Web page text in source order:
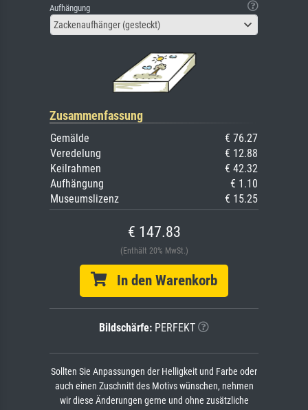
Aufhängung
Zackenaufhänger (gesteckt)
Zusammenfassung
Gemälde
€ 76.27
Veredelung
€ 12.88
Keilrahmen
€ 42.32
Aufhängung
€ 1.10
Museumslizenz
€ 15.25
€ 147.83
(Enthält 20% MwSt.)
In den Warenkorb
Bildschärfe: PERFEKT
Sollten Sie Anpassungen der Helligkeit und Farbe oder
auch einen Zuschnitt des Motivs wünschen, nehmen
wir diese Änderungen gerne und ohne zusätzliche